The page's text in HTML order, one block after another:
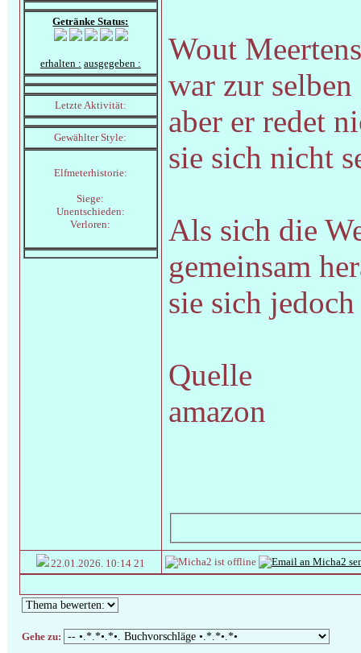
Getränke Status:
erhalten : ausgegeben :
Letzte Aktivität:
Gewählter Style:
Elfmeterhistorie:
Siege:
Unentschieden:
Verloren:
Wout
war zur
aber er redet
sie sich nicht
Als sich die
gemeinsam
sie sich
Quelle
amazon
22.01.2026. 10:14 21
Gehe zu: